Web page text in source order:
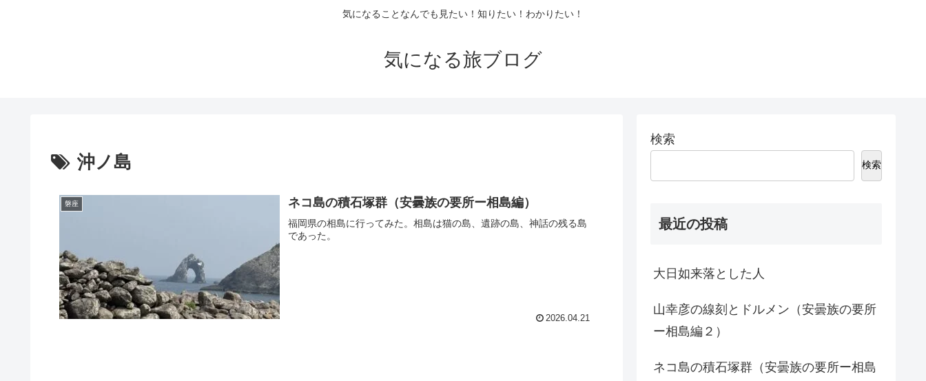
気になることなんでも見たい！知りたい！わかりたい！
気になる旅ブログ
沖ノ島
磐座 ネコ島の積石塚群（安曇族の要所ー相島編）
福岡県の相島に行ってみた。相島は猫の島、遺跡の島、神話の残る島
であった。
2026.04.21
検索
検索
最近の投稿
大日如来落とした人
山幸彦の線刻とドルメン（安曇族の要所
ー相島編２）
ネコ島の積石塚群（安曇族の要所ー相島